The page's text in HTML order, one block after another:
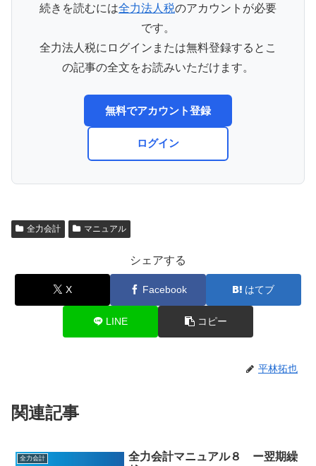
続きを読むには全力法人税のアカウントが必要
です。
全力法人税にログインまたは無料登録するとこ
の記事の全文をお読みいただけます。
無料でアカウント登録
ログイン
全力会計 マニュアル
シェアする
X Facebook はてブ
LINE コピー
平林拓也
関連記事
全力会計
全力会計マニュアル８ ー翌期繰